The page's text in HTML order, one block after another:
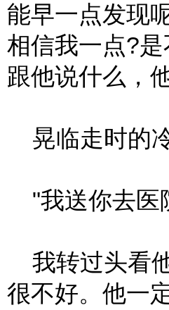
能早一点发现
相信我一点?
跟他说什么，
晃临走时的
"我送你去医
我转过头看
很不好。他一